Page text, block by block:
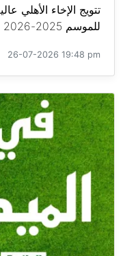
تتويج الإخاء الأهلي
للموسم 2025-2026 ...
26-07-2026 19:48 pm